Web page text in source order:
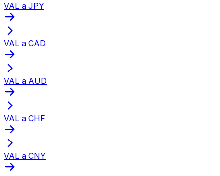
VAL a JPY
VAL a CAD
VAL a AUD
VAL a CHF
VAL a CNY